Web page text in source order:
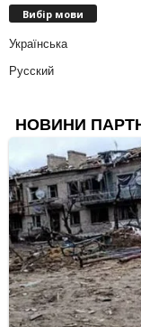
Вибір мови
Українська
Русский